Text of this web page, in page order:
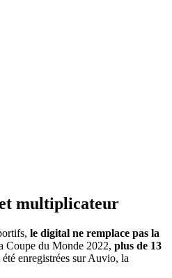
multiplicateur
le digital ne remplace pas la
Coupe du Monde 2022, plus de 13
été enregistrées sur Auvio, la